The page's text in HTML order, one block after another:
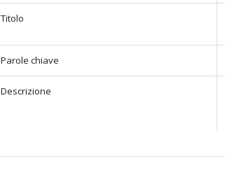
Titolo
Parole chiave
Descrizione